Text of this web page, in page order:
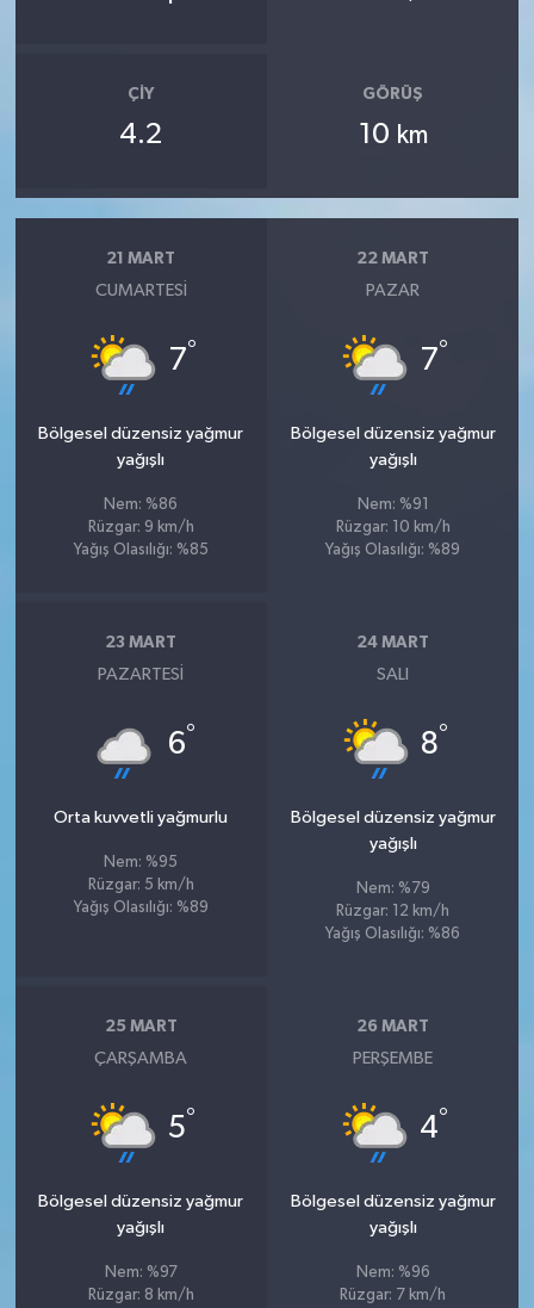
ÇIY
4.2
GÖRÜŞ
10 km
21 MART
CUMARTESI
7°
Bölgesel düzensiz yağmur
yağışlı
Nem: %86
Rüzgar: 9 km/h
Yağış Olasılığı: %85
22 MART
PAZAR
7°
Bölgesel düzensiz yağmur
yağışlı
Nem: %91
Rüzgar: 10 km/h
Yağış Olasılığı: %89
23 MART
PAZARTESI
6°
Orta kuvvetli yağmurlu
Nem: %95
Rüzgar: 5 km/h
Yağış Olasılığı: %89
24 MART
SALI
8°
Bölgesel düzensiz yağmur
yağışlı
Nem: %79
Rüzgar: 12 km/h
Yağış Olasılığı: %86
25 MART
ÇARŞAMBA
5°
Bölgesel düzensiz yağmur
yağışlı
Nem: %97
Rüzgar: 8 km/h
26 MART
PERŞEMBE
4°
Bölgesel düzensiz yağmur
yağışlı
Nem: %96
Rüzgar: 7 km/h